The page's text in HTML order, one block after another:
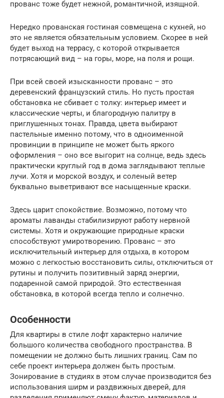
прованс тоже будет нежной, романтичной, изящной.
Нередко прованская гостиная совмещена с кухней, но
это не является обязательным условием. Скорее в ней
будет выход на террасу, с которой открывается
потрясающий вид – на горы, море, на поля и рощи.
При всей своей изысканности прованс – это
деревенский французский стиль. Но пусть простая
обстановка не сбивает с толку: интерьер имеет и
классические черты, и благородную палитру в
приглушенных тонах. Правда, цвета выбирают
пастельные именно потому, что в одноименной
провинции в принципе не может быть яркого
оформления – оно все выгорит на солнце, ведь здесь
практически круглый год в дома заглядывают теплые
лучи. Хотя и морской воздух, и соленый ветер
буквально выветривают все насыщенные краски.
Здесь царит спокойствие. Возможно, потому что
ароматы лаванды стабилизируют работу нервной
системы. Хотя и окружающие природные краски
способствуют умиротворению. Прованс – это
исключительный интерьер для отдыха, в котором
можно с легкостью восстановить силы, отключиться от
рутины и получить позитивный заряд энергии,
подаренной самой природой. Это естественная
обстановка, в которой всегда тепло и солнечно.
Особенности
Для квартиры в стиле лофт характерно наличие
большого количества свободного пространства. В
помещении не должно быть лишних границ. Сам по
себе проект интерьера должен быть простым.
Зонирование в студиях в этом случае производится без
использования ширм и раздвижных дверей, для